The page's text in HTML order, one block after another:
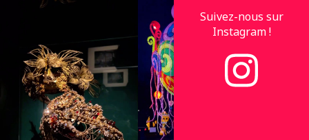
Suivez-nous sur
Instagram !